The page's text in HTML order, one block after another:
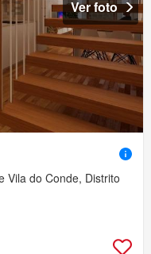
Ver foto
Vila do Conde, Distrito